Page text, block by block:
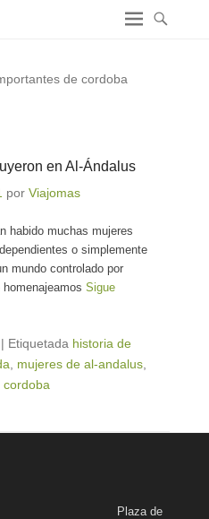
de cordoba
en Al-Ándalus
por Viajomas
habido muchas mujeres
o simplemente
mundo controlado por
Sigue
| Etiquetada historia de
mujeres de al-andalus
cordoba
ZOCO Plaza de